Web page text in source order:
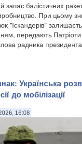
запас балістичних
При цьому
"Іскандерів"
передають Патріоти
радника президента
Українська
до мобілізації
16:08